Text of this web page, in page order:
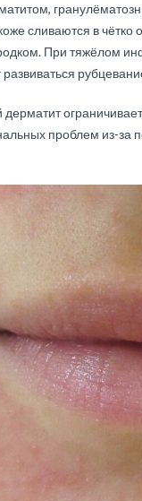
сливаются в
При тяжёлом
проблем из-за